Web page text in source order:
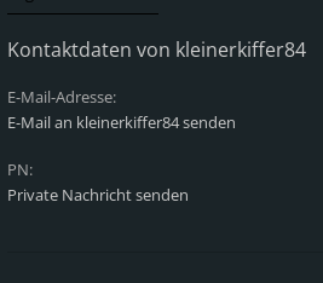
Kontaktdaten von kleinerkiffer84
E-Mail-Adresse:
E-Mail an kleinerkiffer84 senden
PN:
Private Nachricht senden